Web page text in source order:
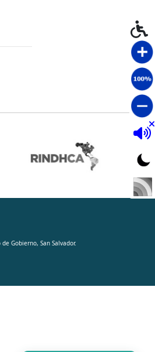
Gobierno, San Salvador.